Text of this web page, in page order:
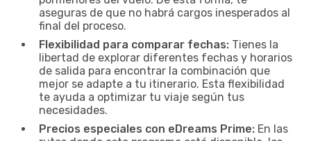
aseguras de que no habrá cargos inesperados al
final del proceso.
Flexibilidad para comparar fechas: Tienes la
libertad de explorar diferentes fechas y horarios
de salida para encontrar la combinación que
mejor se adapte a tu itinerario. Esta flexibilidad
te ayuda a optimizar tu viaje según tus
necesidades.
Precios especiales con eDreams Prime: En las